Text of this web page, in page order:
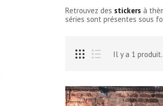
Retrouvez des stickers à
séries sont présentes sous
Il y a 1 produit.